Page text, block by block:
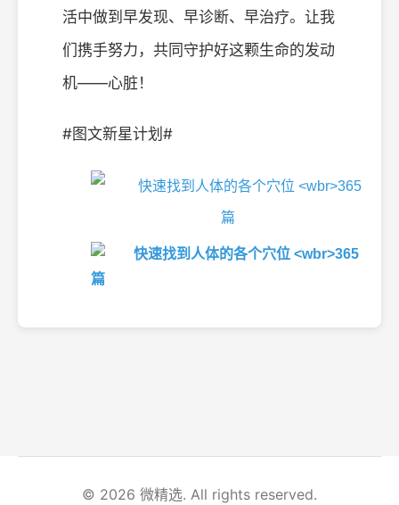
活中做到早发现、早诊断、早治疗。让我
们携手努力，共同守护好这颗生命的发动
机——心脏！
#图文新星计划#
© 2026 微精选. All rights reserved.